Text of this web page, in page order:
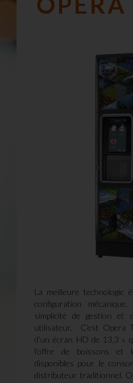
La meilleure technologie
configuration
simplicité de gestion et
utilisateur.
C’est Opera
d’un écran HD de 13,3 «
l’offre de boissons et
disponibles pour le
distributeur traditionnel.